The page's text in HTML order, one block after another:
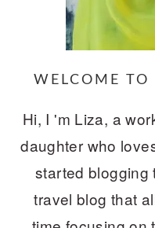
WELCOME
Hi, I 'm Liza, a
daughter who
started blogging
travel blog that